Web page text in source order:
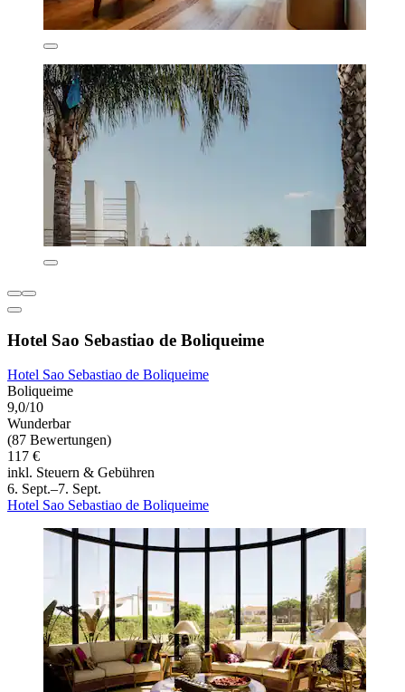
Hotel Sao Sebastiao de Boliqueime
Hotel Sao Sebastiao de Boliqueime
Boliqueime
9,0/10
Wunderbar
(87 Bewertungen)
117 €
inkl. Steuern & Gebühren
6. Sept.–7. Sept.
Hotel Sao Sebastiao de Boliqueime